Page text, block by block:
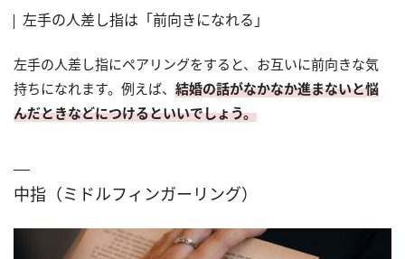
左手の人差し指は「前向きになれる」
左手の人差し指にペアリングをすると、お互いに前向きな気
持ちになれます。例えば、 結婚の話がなかなか進まないと悩
んだときなどにつけるといいでしょう。
中指（ミドルフィンガーリング）